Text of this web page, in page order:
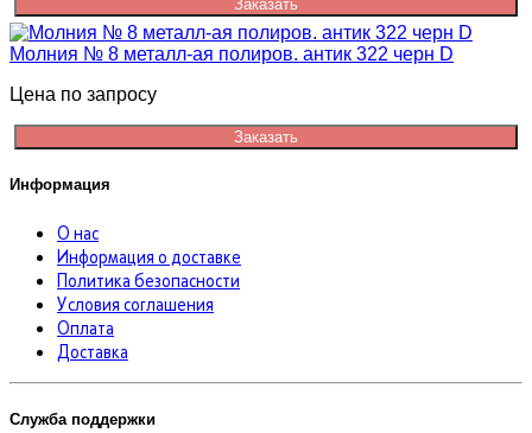
Заказать
Молния № 8 металл-ая полиров. антик 322 черн D
Цена по запросу
Заказать
Информация
О нас
Информация о доставке
Политика безопасности
Условия соглашения
Оплата
Доставка
Служба поддержки